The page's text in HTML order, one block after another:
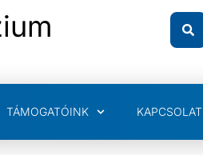
TÁMOGATÓINK KAPCSOLAT